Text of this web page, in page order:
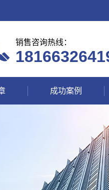
销售咨询热线：
成功案例